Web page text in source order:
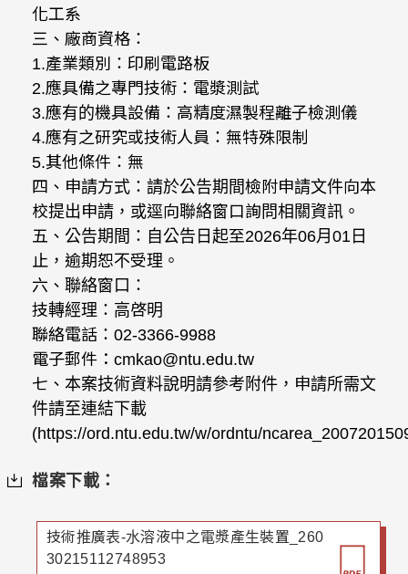
化工系
三、廠商資格：
1.產業類別：印刷電路板
2.應具備之專門技術：電漿測試
3.應有的機具設備：高精度濕製程離子檢測儀
4.應有之研究或技術人員：無特殊限制
5.其他條件：無
四、申請方式：請於公告期間檢附申請文件向本
校提出申請，或逕向聯絡窗口詢問相關資訊。
五、公告期間：自公告日起至2026年06月01日
止，逾期恕不受理。
六、聯絡窗口：
技轉經理：高啓明
聯絡電話：02-3366-9988
電子郵件：cmkao@ntu.edu.tw
七、本案技術資料說明請參考附件，申請所需文
件請至連結下載
(https://ord.ntu.edu.tw/w/ordntu/
檔案下載：
技術推廣表-水溶液中之電漿產生裝置_260
30215112748953